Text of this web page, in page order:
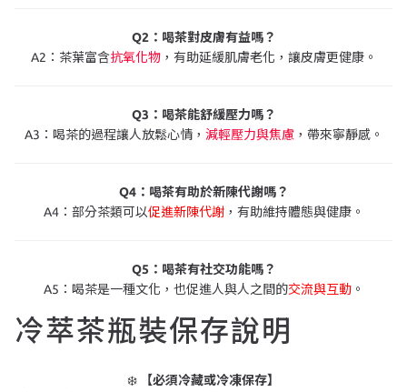
Q2：喝茶對皮膚有益嗎？
A2：茶葉富含抗氧化物，有助延緩肌膚老化，讓皮膚更健康。
Q3：喝茶能舒緩壓力嗎？
A3：喝茶的過程讓人放鬆心情， 減輕壓力與焦慮，帶來寧靜感。
Q4：喝茶有助於新陳代謝嗎？
A4：部分茶類可以促進新陳代謝，有助維持體態與健康。
Q5：喝茶有社交功能嗎？
A5：喝茶是一種文化，也促進人與人之間的交流與互動。
冷萃茶瓶裝保存說明
❄️
【必須冷藏或冷凍保存】